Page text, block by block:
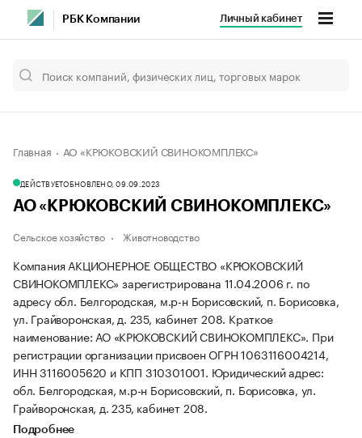
РБК Компании Личный кабинет
Главная АО «КРЮКОВСКИЙ СВИНОКОМПЛЕКС»
ДЕЙСТВУЕТОБНОВЛЕНО, 09.09.2023
АО «КРЮКОВСКИЙ СВИНОКОМПЛЕКС»
Сельское хозяйство Животноводство
Компания АКЦИОНЕРНОЕ ОБЩЕСТВО «КРЮКОВСКИЙ
СВИНОКОМПЛЕКС» зарегистрирована 11.04.2006 г. по
адресу обл. Белгородская, м.р-н Борисовский, п. Борисовка,
ул. Грайворонская, д. 235, кабинет 208. Краткое
наименование: АО «КРЮКОВСКИЙ СВИНОКОМПЛЕКС». При
регистрации организации присвоен ОГРН 1063116004214,
ИНН 3116005620 и КПП 310301001. Юридический адрес:
обл. Белгородская, м.р-н Борисовский, п. Борисовка, ул.
Грайворонская, д. 235, кабинет 208.
Подробнее